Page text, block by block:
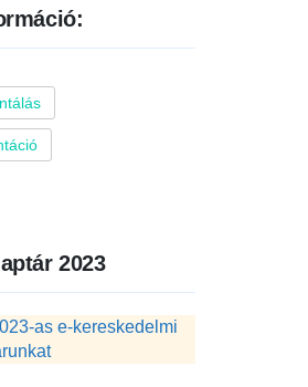
2023
as e-kereskedelmi